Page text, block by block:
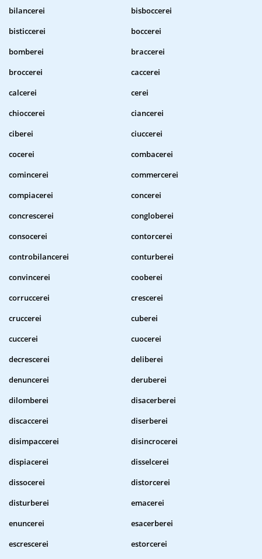
bilancerei
bisboccerei
bisticcerei
boccerei
bomberei
braccerei
broccerei
caccerei
calcerei
cerei
chioccerei
ciancerei
ciberei
ciuccerei
cocerei
combacerei
comincerei
commercerei
compiacerei
concerei
concrescerei
congloberei
consocerei
contorcerei
controbilancerei
conturberei
convincerei
cooberei
corruccerei
crescerei
cruccerei
cuberei
cuccerei
cuocerei
decrescerei
deliberei
denuncerei
deruberei
dilomberei
disacerberei
discaccerei
diserberei
disimpaccerei
disincrocerei
dispiacerei
disselcerei
dissocerei
distorcerei
disturberei
emacerei
enuncerei
esacerberei
escrescerei
estorcerei